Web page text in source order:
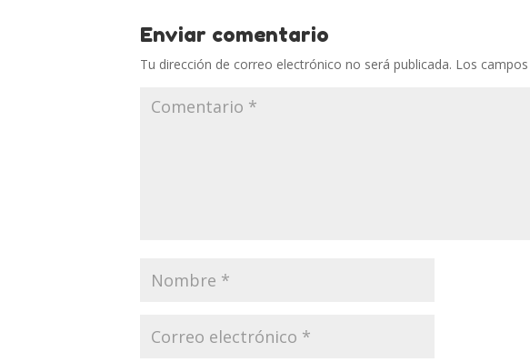
Enviar comentario
Tu dirección de correo electrónico no será publicada. Los